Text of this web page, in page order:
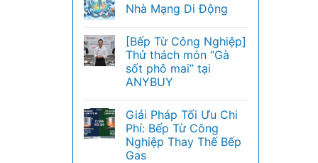
Nhà Mạng Di Động
[Bếp Từ Công Nghiệp]
Thử thách món “Gà
sốt phô mai” tại
ANYBUY
Giải Pháp Tối Ưu Chi
Phí: Bếp Từ Công
Nghiệp Thay Thế Bếp
Gas